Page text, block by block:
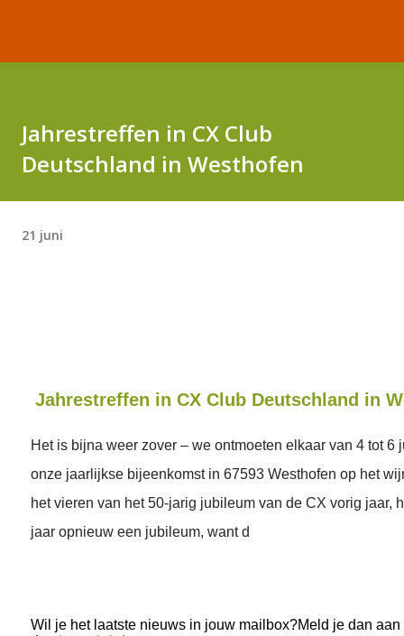
Jahrestreffen in CX Club
Deutschland in Westhofen
21 juni
Jahrestreffen in CX Club Deutschland in
Het is bijna weer zover – we ontmoeten elkaar van 4 tot 6
onze jaarlijkse bijeenkomst in 67593 Westhofen op het
het vieren van het 50-jarig jubileum van de CX vorig jaar,
jaar opnieuw een jubileum, want d
Wil je het laatste nieuws in jouw mailbox?Meld je dan aan